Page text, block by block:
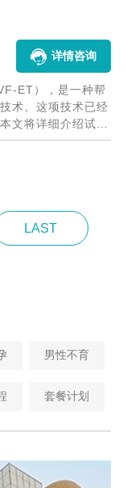
详情咨询
ET），是一种帮
术。这项技术已经
文将详细介绍试管
过程。
LAST
男性不育
套餐计划